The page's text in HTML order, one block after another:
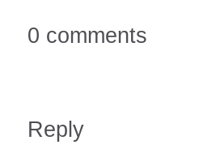
0 comments
Reply